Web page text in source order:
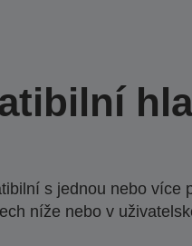
s jednou nebo
níže nebo v